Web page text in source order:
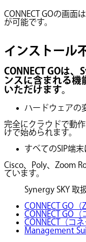
CONNECT GOの画面
が可能です。
インストール
CONNECT GOは、
ンスに含まれる機
いただけます。
ハードウェアの
完全にクラウドで動
けで始められます。
すべてのSIP端
Cisco、Poly、Zoom
ています。
Synergy SKY 取
CONNECT GO（
CONNECT GO（
CONNECT（コネ
Management